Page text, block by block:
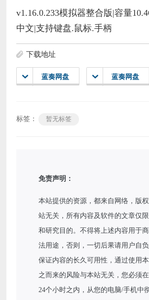
v1.16.0.233模拟器整合版|容量
中文|支持键盘.鼠标.手柄
下载地址
蓝奏网盘 蓝奏网盘
标签： 暂无标签
免责声明：
本站提供的资源，都来自网络，版
站无关，所有内容及软件的文章仅
和研究目的。不得将上述内容用于
法用途，否则，一切后果请用户自
保证内容的长久可用性，通过使用
之而来的风险与本站无关，您必须
24个小时之内，从您的电脑/手机中